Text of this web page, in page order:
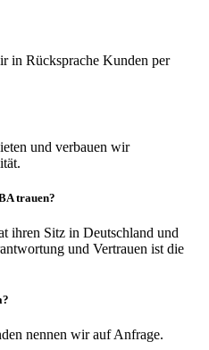
in Rücksprache Kunden per
und verbauen wir
trauen?
ihren Sitz in Deutschland und
und Vertrauen ist die
nennen wir auf Anfrage.